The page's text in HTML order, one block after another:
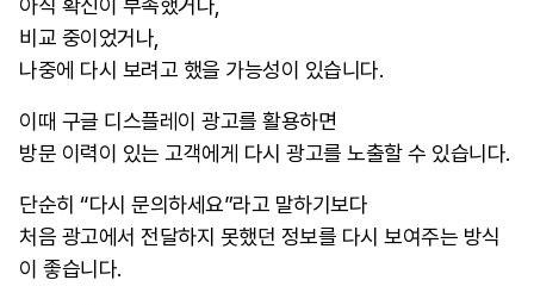
아직 확신이 부족했거나,
비교 중이었거나,
나중에 다시 보려고 했을 가능성이 있습니다.
이때 구글 디스플레이 광고를 활용하면
방문 이력이 있는 고객에게 다시 광고를 노출할 수 있습니다.
단순히 “다시 문의하세요”라고 말하기보다
처음 광고에서 전달하지 못했던 정보를 다시 보여주는 방식
이 좋습니다.